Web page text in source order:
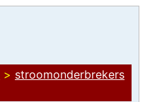
> stroomonderbrekers